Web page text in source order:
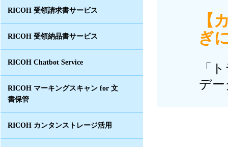
RICOH 受領請求書サービス
RICOH 受領納品書サービス
RICOH Chatbot Service
RICOH マーキングスキャン for 文
書保管
RICOH カンタンストレージ活用
【
ぎ
「
デ